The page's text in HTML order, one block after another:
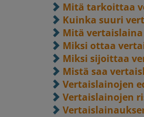
Mitä tarkoittaa
Kuinka suuri
Mitä vertaislaina
Miksi ottaa
Miksi sijoittaa
Mistä saa
Vertaislainojen
Vertaislainojen